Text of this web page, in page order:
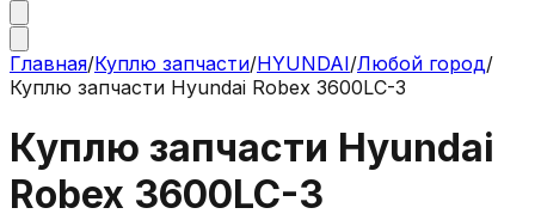
Главная/Куплю запчасти/HYUNDAI/Любой город/
Куплю запчасти Hyundai Robex 3600LC-3
Куплю запчасти Hyundai
Robex 3600LC-3